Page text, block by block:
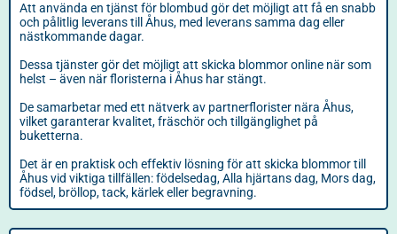
Att använda en tjänst för blombud gör det möjligt att få en snabb
och pålitlig leverans till Åhus, med leverans samma dag eller
nästkommande dagar.
Dessa tjänster gör det möjligt att skicka blommor online när som
helst – även när floristerna i Åhus har stängt.
De samarbetar med ett nätverk av partnerflorister nära Åhus,
vilket garanterar kvalitet, fräschör och tillgänglighet på
buketterna.
Det är en praktisk och effektiv lösning för att skicka blommor till
Åhus vid viktiga tillfällen: födelsedag, Alla hjärtans dag, Mors dag,
födsel, bröllop, tack, kärlek eller begravning.